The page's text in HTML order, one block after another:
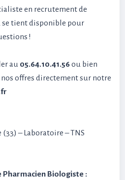
en recrutement de
se tient disponible pour
!
au 05.64.10.41.56ou bien
offres directement sur notre
(33) – Laboratoire – TNS
Pharmacien Biologiste :